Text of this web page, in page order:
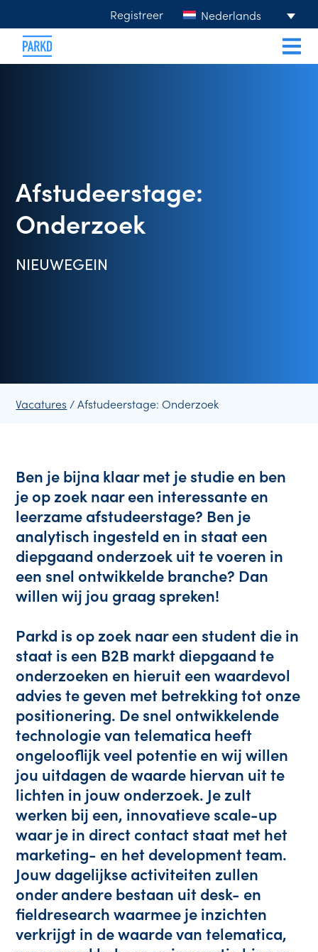
Registreer Nederlands
Afstudeerstage:
Onderzoek
NIEUWEGEIN
Vacatures / Afstudeerstage: Onderzoek
Ben je bijna klaar met je studie en ben
je op zoek naar een interessante en
leerzame afstudeerstage? Ben je
analytisch ingesteld en in staat een
diepgaand onderzoek uit te voeren in
een snel ontwikkelde branche? Dan
willen wij jou graag spreken!
Parkd is op zoek naar een student die in
staat is een B2B markt diepgaand te
onderzoeken en hieruit een waardevol
advies te geven met betrekking tot onze
positionering. De snel ontwikkelende
technologie van telematica heeft
ongelooflijk veel potentie en wij willen
jou uitdagen de waarde hiervan uit te
lichten in jouw onderzoek. Je zult
werken bij een, innovatieve scale-up
waar je in direct contact staat met het
marketing- en het development team.
Jouw dagelijkse activiteiten zullen
onder andere bestaan uit desk- en
fieldresearch waarmee je inzichten
verkrijgt in de waarde van telematica,